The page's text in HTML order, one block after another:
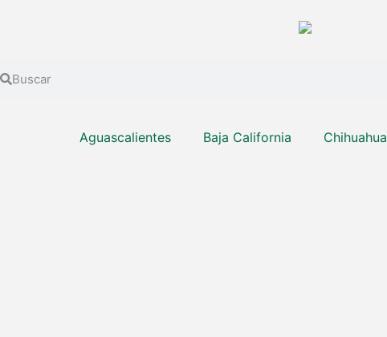
Aguascalientes Baja California Chihuahua